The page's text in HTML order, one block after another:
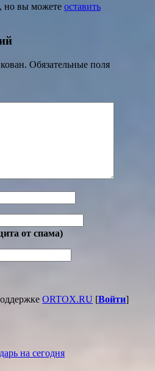
но вы можете оставить
Обязательные поля
от спама)
ORTOX.RU [Войти]
на сегодня